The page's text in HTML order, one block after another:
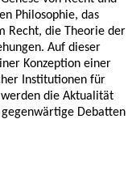
Philosophie, das
Recht, die Theorie der
Auf dieser
Konzeption einer
Institutionen für
die Aktualität
gegenwärtige Debatten